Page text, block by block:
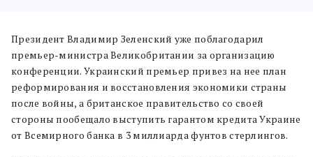
Президент Владимир Зеленский уже поблагодарил
премьер-министра Великобритании за организацию
конференции. Украинский премьер привез на нее план
реформирования и восстановления экономики страны
после войны, а британское правительство со своей
стороны пообещало выступить гарантом кредита Украине
от Всемирного банка в 3 миллиарда фунтов стерлингов.